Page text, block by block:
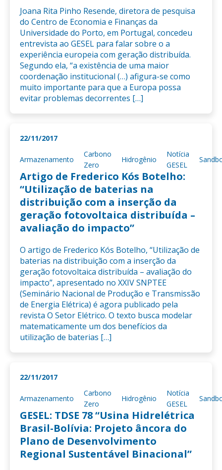
Joana Rita Pinho Resende, diretora de pesquisa
do Centro de Economia e Finanças da
Universidade do Porto, em Portugal, concedeu
entrevista ao GESEL para falar sobre o a
experiência europeia com geração distribuída.
Segundo ela, “a existência de uma maior
coordenação institucional (…) afigura-se como
muito importante para que a Europa possa
evitar problemas decorrentes […]
22/11/2017
Armazenamento
Carbono
Zero
Hidrogênio
Notícia
GESEL
Artigo de Frederico Kós Botelho:
“Utilização de baterias na
distribuição com a inserção da
geração fotovoltaica distribuída –
avaliação do impacto”
O artigo de Frederico Kós Botelho, “Utilização de
baterias na distribuição com a inserção da
geração fotovoltaica distribuída – avaliação do
impacto”, apresentado no XXIV SNPTEE
(Seminário Nacional de Produção e Transmissão
de Energia Elétrica) é agora publicado pela
revista O Setor Elétrico. O texto busca modelar
matematicamente um dos benefícios da
utilização de baterias […]
22/11/2017
Armazenamento
Carbono
Zero
Hidrogênio
Notícia
GESEL
GESEL: TDSE 78 “Usina Hidrelétrica
Brasil-Bolívia: Projeto âncora do
Plano de Desenvolvimento
Regional Sustentável Binacional”